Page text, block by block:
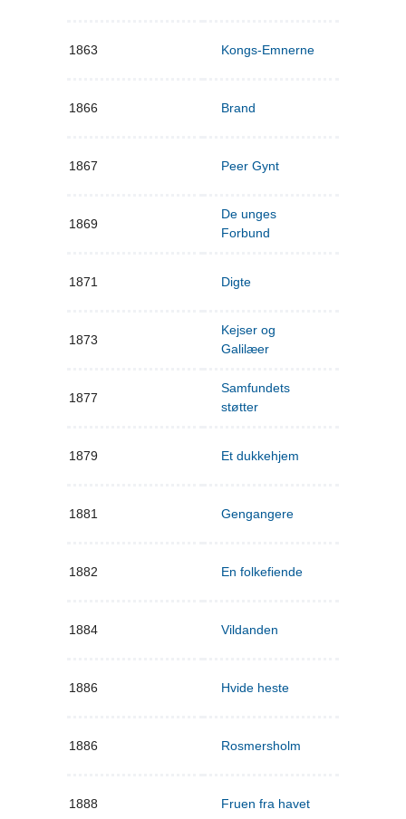
1863 Kongs-Emnerne
1866 Brand
1867 Peer Gynt
1869
De unges
Forbund
1871 Digte
1873
Kejser og
Galilæer
1877
Samfundets
støtter
1879 Et dukkehjem
1881 Gengangere
1882 En folkefiende
1884 Vildanden
1886 Hvide heste
1886 Rosmersholm
1888 Fruen fra havet